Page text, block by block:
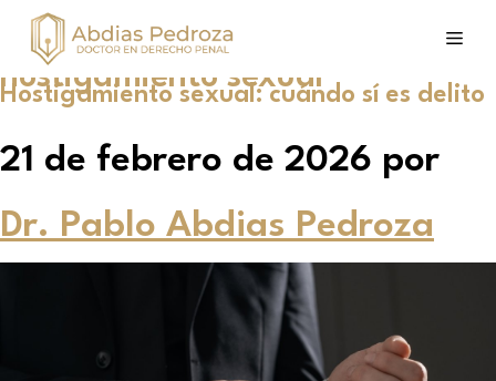
hostigamiento sexual
Hostigamiento sexual: cuándo sí es delito
21 de febrero de 2026 por
Dr. Pablo Abdias Pedroza